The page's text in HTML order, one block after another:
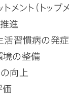
トメント（トッ
進
活習慣病の発
境の整備
向上
価